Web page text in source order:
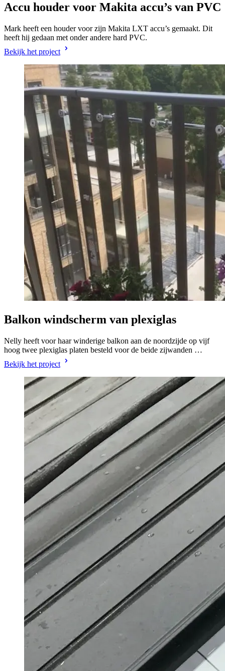
Accu houder voor Makita accu’s van PVC
Mark heeft een houder voor zijn Makita LXT accu’s gemaakt. Dit
heeft hij gedaan met onder andere hard PVC.
Bekijk het project
Balkon windscherm van plexiglas
Nelly heeft voor haar winderige balkon aan de noordzijde op vijf
hoog twee plexiglas platen besteld voor de beide zijwanden …
Bekijk het project